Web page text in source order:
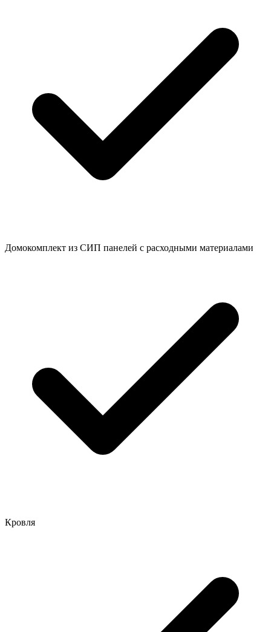
Домокомплект из СИП панелей с расходными материалами
Кровля